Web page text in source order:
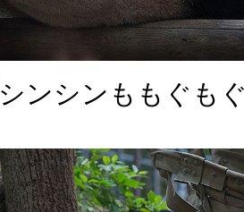
シンシンももぐも